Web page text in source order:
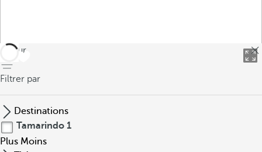
retour
Filtrer par
Destinations
Tamarindo 1
Plus Moins